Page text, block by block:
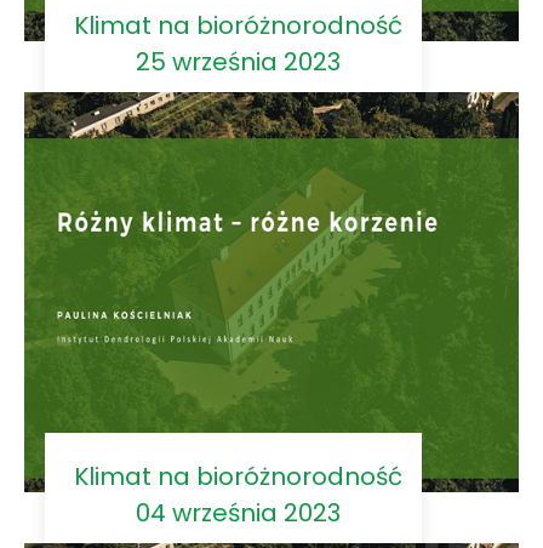
Klimat na bioróżnorodność
25 września 2023
Klimat na bioróżnorodność
04 września 2023